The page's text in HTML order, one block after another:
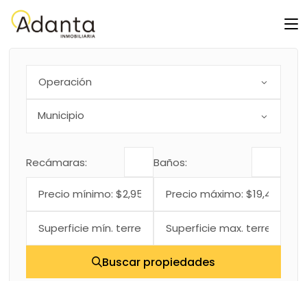
to
the
content
Operación
Recámaras: Baños:
Buscar propiedades